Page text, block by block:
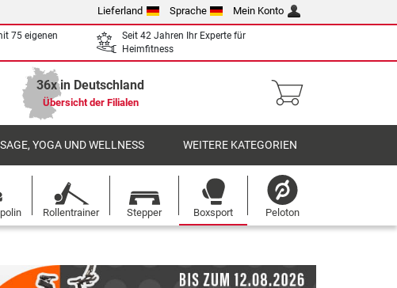
Lieferland Sprache Mein Konto
75 eigenen
Seit 42 Jahren Ihr Experte für
Heimfitness
36x in Deutschland
Übersicht der Filialen
YOGA UND WELLNESS WEITERE KATEGORIEN
Rollentrainer Stepper Boxsport Peloton